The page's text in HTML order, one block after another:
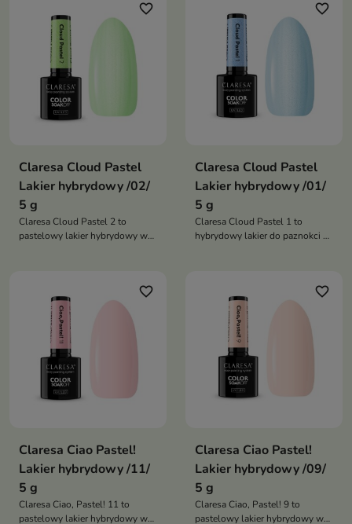
manicure świeżość oraz
subtelną elegancję
lekkość, elegancję oraz
świetliste wykończenie
favorite_border
Claresa Cloud Pastel
Lakier hybrydowy /02/
5 g
Claresa Cloud Pastel 2 to
pastelowy lakier hybrydowy w
manicure lekkość, świeżość oraz
świetlisty blask
favorite_border
Claresa Cloud Pastel
Lakier hybrydowy /01/
5 g
Claresa Cloud Pastel 1 to
hybrydowy lakier do paznokci w
zapewnia elegancki manicure
pełen lekkości oraz świetlistych
refleksów
favorite_border
Claresa Ciao Pastel!
Lakier hybrydowy /11/
5 g
Claresa Ciao, Pastel! 11 to
pastelowy lakier hybrydowy w
favorite_border
Claresa Ciao Pastel!
Lakier hybrydowy /09/
5 g
Claresa Ciao, Pastel! 9 to
pastelowy lakier hybrydowy w